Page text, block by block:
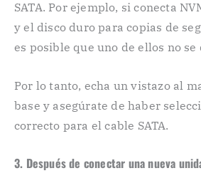
SATA. Por ejemplo, si conecta
y el disco duro para copias de
es posible que uno de ellos no se
Por lo tanto, echa un vistazo al
base y asegúrate de haber
correcto para el cable SATA.
3. Después de conectar una nueva